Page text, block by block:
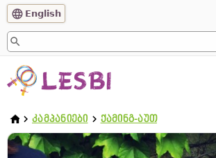
English
ᲙᲐᲛᲞᲐᲜᲘᲔᲑᲘ ᲥᲐᲛᲘᲜᲒ-ᲐᲣᲗ